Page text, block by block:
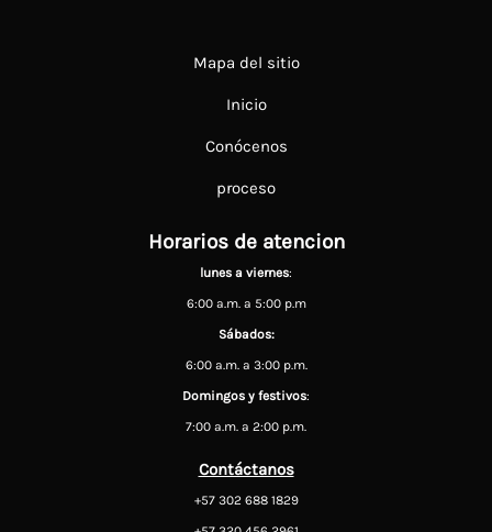
Mapa del sitio
Inicio
Conócenos
proceso
Horarios de atencion
lunes a viernes:
6:00 a.m. a 5:00 p.m
Sábados:
6:00 a.m. a 3:00 p.m.
Domingos y festivos:
7:00 a.m. a 2:00 p.m.
Contáctanos
+57 302 688 1829